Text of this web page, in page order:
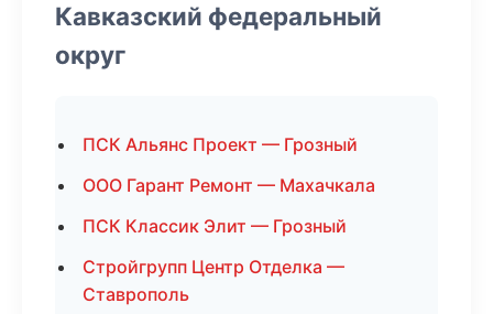
Кавказский федеральный
округ
ПСК Альянс Проект — Грозный
ООО Гарант Ремонт — Махачкала
ПСК Классик Элит — Грозный
Стройгрупп Центр Отделка —
Ставрополь